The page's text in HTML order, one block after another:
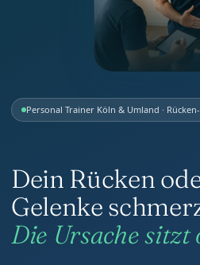
Personal Trainer Köln & Umland ·
Dein Rücken
Gelenke
Die Ursache sitzt